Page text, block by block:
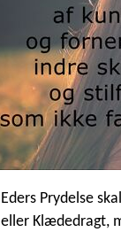
Eders Prydelse
eller Klædedragt,